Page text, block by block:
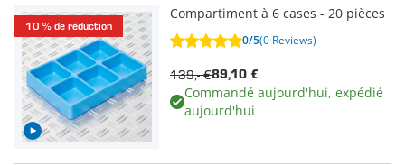
10 % de réduction
Compartiment à 6 cases - 20 pièces
0/5(0 Reviews)
89,10 €
139,- €
Commandé aujourd'hui, expédié
aujourd'hui